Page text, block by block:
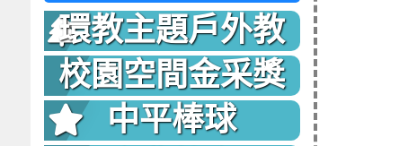
環教主題戶外教
室
校園空間金采獎
中平棒球